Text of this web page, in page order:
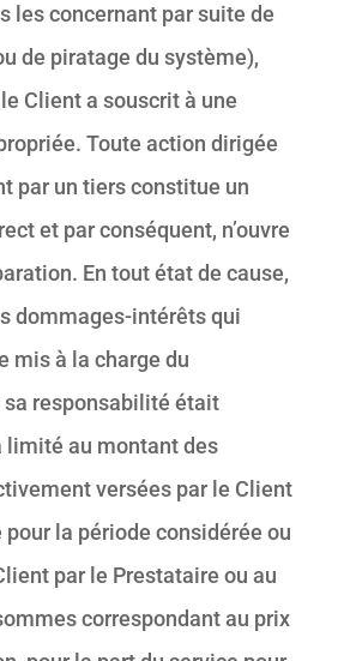
les concernant par suite de
de piratage du système),
Client a souscrit à une
Toute action dirigée
par un tiers constitue un
et par conséquent, n’ouvre
En tout état de cause,
dommages-intérêts qui
mis à la charge du
sa responsabilité était
limité au montant des
versées par le Client
la période considérée ou
par le Prestataire ou au
correspondant au prix